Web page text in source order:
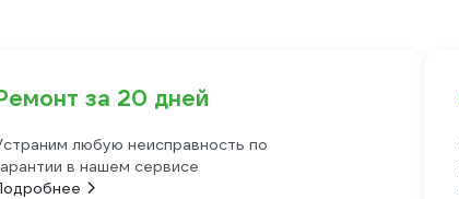
за 20 дней
любую неисправность по
в нашем сервисе